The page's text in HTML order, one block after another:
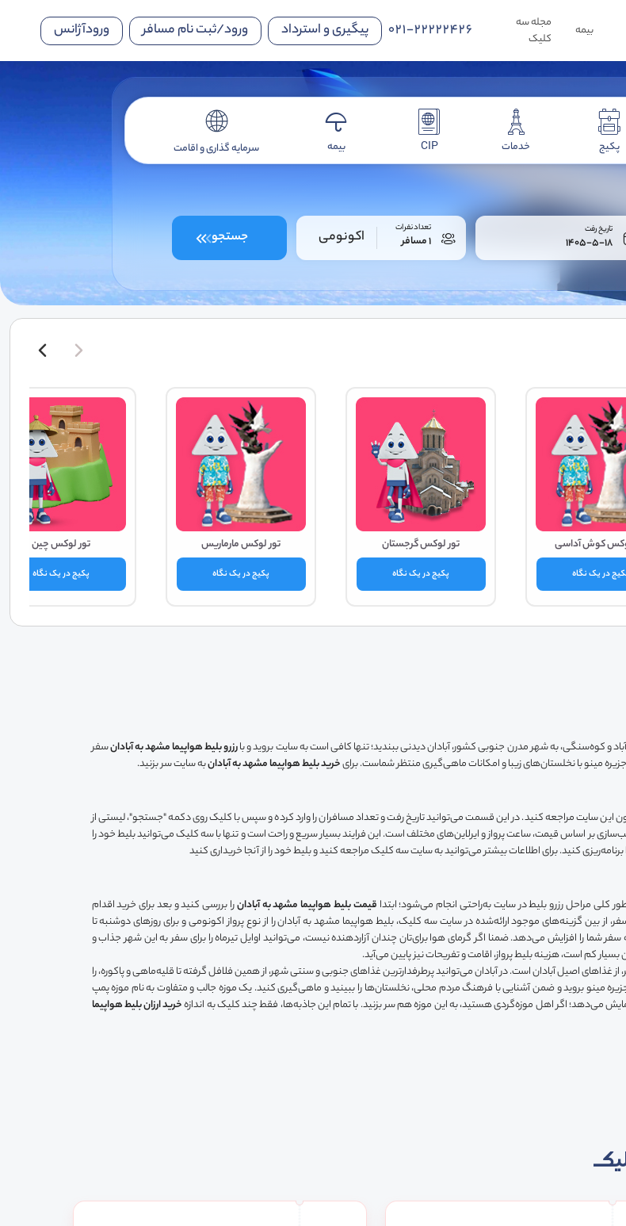
بیمه
مجله سه
کلیک
021-22222426 پیگیری و استرداد ورود/ثبت نام مسافر ورودآژانس
پکیج خدمات CIP بیمه سرمایه گذاری و اقامت
تاریخ رفت
1405-5-18
تعداد نفرات
1 مسافر اکونومی جستجو
کوش آداسی
در یک نگاه
تور لوکس گرجستان
پکیج در یک نگاه
تور لوکس مارماریس
پکیج در یک نگاه
تور لوکس چین
پکیج در یک نگاه
و کوه‌سنگی، به شهر مدرن جنوبی کشور، آبادان دیدنی ببندید؛ تنها کافی است به سایت بروید و بارزرو بلیط هواپیما مشهد به آبادانسفر
مینو با نخلستان‌های زیبا و امکانات ماهی‌گیری منتظر شماست. برایخرید بلیط هواپیما مشهد به آبادانبه سایت سر بزنید.
این سایت مراجعه کنید. در این قسمت می‌توانید تاریخ رفت و تعداد مسافران را وارد کرده و سپس با کلیک روی دکمه "جستجو"، لیستی از
بر اساس قیمت، ساعت پرواز و ایرلاین‌های مختلف است. این فرایند بسیار سریع و راحت است و تنها با سه کلیک می‌توانید بلیط خود را
برنامه‌ریزی کنید. برای اطلاعات بیشتر می‌توانید به سایت سه کلیک مراجعه کنید و بلیط خود را از آنجا خریداری کنید​
کلی مراحل رزرو بلیط در سایت به‌راحتی انجام می‌شود؛ ابتدا قیمت بلیط هواپیما مشهد به آبادانرا بررسی کنید و بعد برای خرید اقدام
از بین گزینه‌های موجود ارائه‌شده در سایت سه کلیک، بلیط هواپیما مشهد به آبادان را از نوع پرواز اکونومی و برای روزهای دوشنبه تا
شما را افزایش می‌دهد. ضمنا اگر گرمای هوا برای‌تان چندان آزاردهنده نیست، می‌توانید اوایل تیرماه را برای سفر به این شهر جذاب و
بسیار کم است، هزینه بلیط پرواز، اقامت و تفریحات نیز پایین می‌آید.
غذاهای اصیل آبادان است. در آبادان می‌توانید پرطرفدارترین غذاهای جنوبی و سنتی شهر، از همین فلافل گرفته تا قلیه‌ماهی و پاکوره، را
مینو بروید و ضمن آشنایی با فرهنگ مردم محلی، نخلستان‌ها را ببینید و ماهی‌گیری کنید. یک موزه جالب و متفاوت به نام موزه پمپ
می‌دهد؛ اگر اهل موزه‌گردی هستید، به این موزه هم سر بزنید. با تمام این جاذبه‌ها، فقط چند کلیک به اندازهخرید ارزان بلیط هواپیما